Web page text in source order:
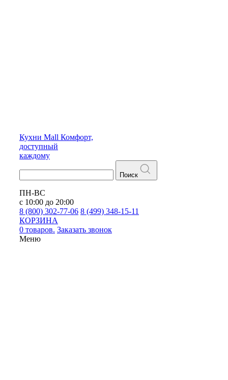
Кухни Mall Комфорт,
доступный
каждому
Поиск
ПН-ВС
с 10:00 до 20:00
8 (800) 302-77-06 8 (499) 348-15-11
КОРЗИНА
0 товаров. Заказать звонок
Меню